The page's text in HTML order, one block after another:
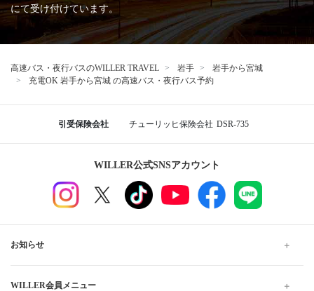
にて受け付けています。
高速バス・夜行バスのWILLER TRAVEL 岩手
岩手から宮城
充電OK 岩手から宮城 の高速バス・夜行バス予約
引受保険会社 チューリッヒ保険会社 DSR-735
WILLER公式SNSアカウント
お知らせ
WILLER会員メニュー